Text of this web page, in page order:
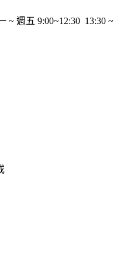
~ 週五 9:00~12:30 13:30 ~